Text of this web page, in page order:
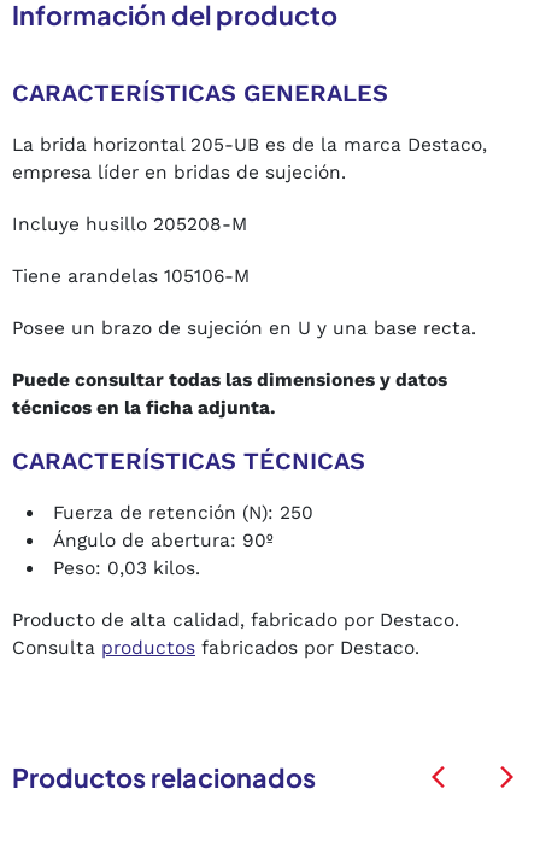
Información del producto
CARACTERÍSTICAS GENERALES
La brida horizontal 205-UB es de la marca Destaco,
empresa líder en bridas de sujeción.
Incluye husillo 205208-M
Tiene arandelas 105106-M
Posee un brazo de sujeción en U y una base recta.
Puede consultar todas las dimensiones y datos
técnicos en la ficha adjunta.
CARACTERÍSTICAS TÉCNICAS
Fuerza de retención (N): 250
Ángulo de abertura: 90º
Peso: 0,03 kilos.
Producto de alta calidad, fabricado por Destaco.
Consulta productos fabricados por Destaco.
Productos relacionados arrow_back_ios arrow_back_ios